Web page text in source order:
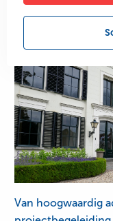
Van hoogwaardig